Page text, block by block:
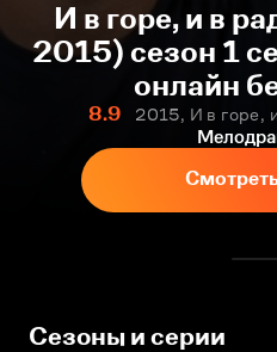
И в горе, и в
2015) сезон 1
онлайн
8.9
2015, И в горе,
Сезоны и серии